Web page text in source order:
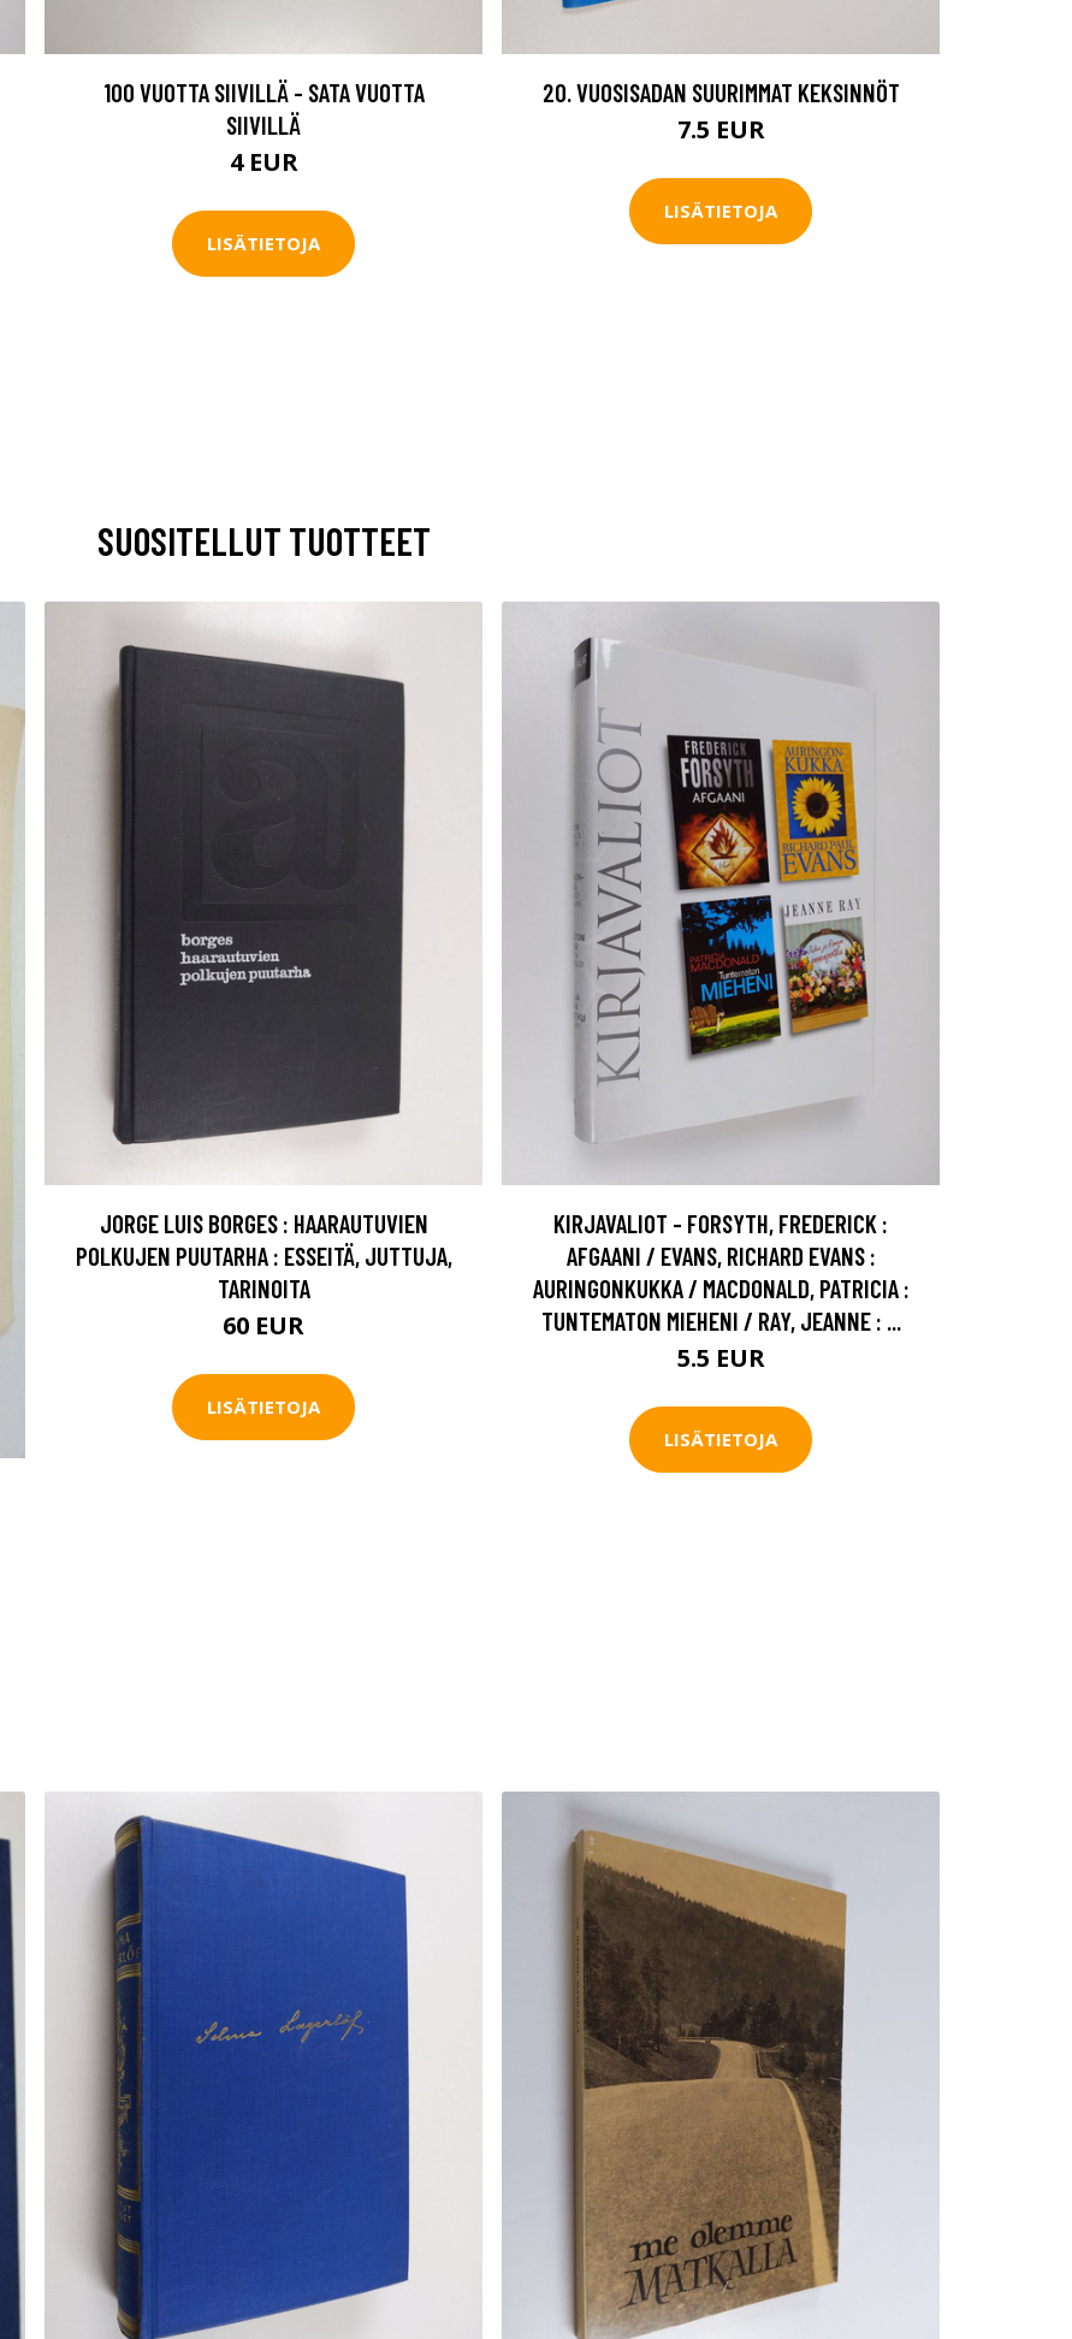
100 VUOTTA SIIVILLÄ - SATA VUOTTA
SIIVILLÄ
4 EUR
LISÄTIETOJA
20. VUOSISADAN SUURIMMAT KEKSINNÖT
7.5 EUR
LISÄTIETOJA
SUOSITELLUT TUOTTEET
JORGE LUIS BORGES : HAARAUTUVIEN
POLKUJEN PUUTARHA : ESSEITÄ, JUTTUJA,
TARINOITA
60 EUR
LISÄTIETOJA
KIRJAVALIOT - FORSYTH, FREDERICK :
AFGAANI / EVANS, RICHARD EVANS :
AURINGONKUKKA / MACDONALD, PATRICIA :
TUNTEMATON MIEHENI / RAY, JEANNE : ...
5.5 EUR
LISÄTIETOJA